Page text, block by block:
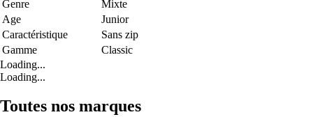
Genre
Mixte
Age
Junior
Caractéristique
Sans zip
Gamme
Classic
Loading...
Loading...
Toutes nos marques